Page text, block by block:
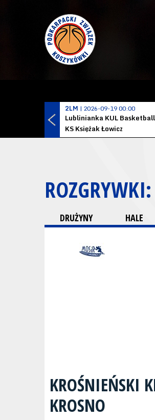
2LM | 2026-09-19 00:00
Lublinianka KUL Basketball
KS Księżak Łowicz
ROZGRYWKI:
DRUŻYNY HALE
KROŚNIEŃSKI
KROSNO